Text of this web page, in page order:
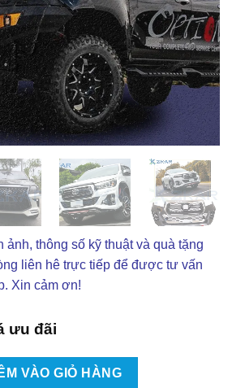
ảnh, thông số kỹ thuật và quà tặng
liên hê trực tiếp để được tư vấn
Xin cảm ơn!
ưu đãi
Hilux Tại TPHCM | Đẳng Cấp - Sang
VÀO GIỎ HÀNG